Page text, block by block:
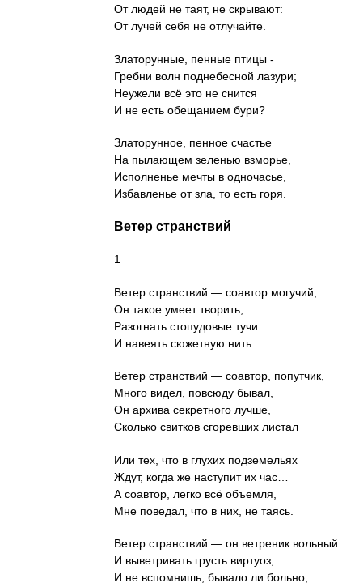
От людей не таят, не скрывают:
От лучей себя не отлучайте.
Златорунные, пенные птицы -
Гребни волн поднебесной лазури;
Неужели всё это не снится
И не есть обещанием бури?
Златорунное, пенное счастье
На пылающем зеленью взморье,
Исполненье мечты в одночасье,
Избавленье от зла, то есть горя.
Ветер странствий
1
Ветер странствий — соавтор могучий,
Он такое умеет творить,
Разогнать стопудовые тучи
И навеять сюжетную нить.
Ветеp странствий — соавтор, попутчик,
Много видел, повсюду бывал,
Он архива секретного лучше,
Сколько свитков сгоревших листал
Или тех, что в глухих подземельях
Ждут, когда же наступит их час…
А соавтор, легко всё объемля,
Мне поведал, что в них, не таясь.
Ветер странствий — он ветреник вольный
И выветривать грусть виртуоз,
И не вспомнишь, бывало ли больно,